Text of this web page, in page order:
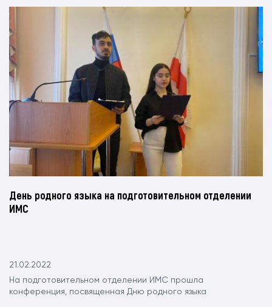
День родного языка на подготовительном отделении
ИМС
21.02.2022
На подготовительном отделении ИМС прошла
конференция, посвященная Дню родного языка